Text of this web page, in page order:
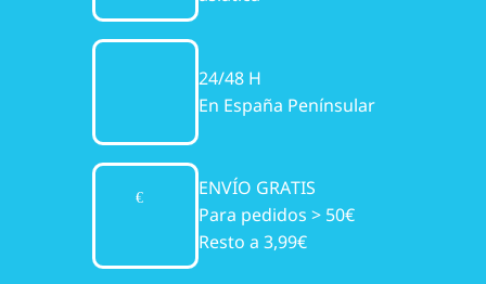
24/48 H
En España Penínsular
ENVÍO GRATIS
Para pedidos > 50€
Resto a 3,99€